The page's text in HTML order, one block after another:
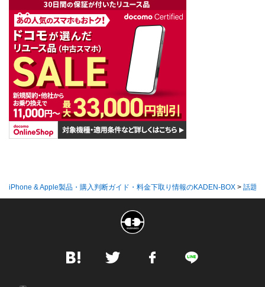
iPhone & Apple製品・購入判断ガイド・料金下取り情報のKADEN-BOX > 話題